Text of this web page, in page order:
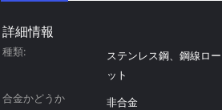
詳細情報
種類:
ステンレス鋼、鋼線ロ
ット
合金かどうか
非合金